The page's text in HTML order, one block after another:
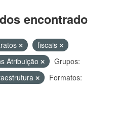
encontrado
fiscais
Atribuição
Grupos:
Formatos: